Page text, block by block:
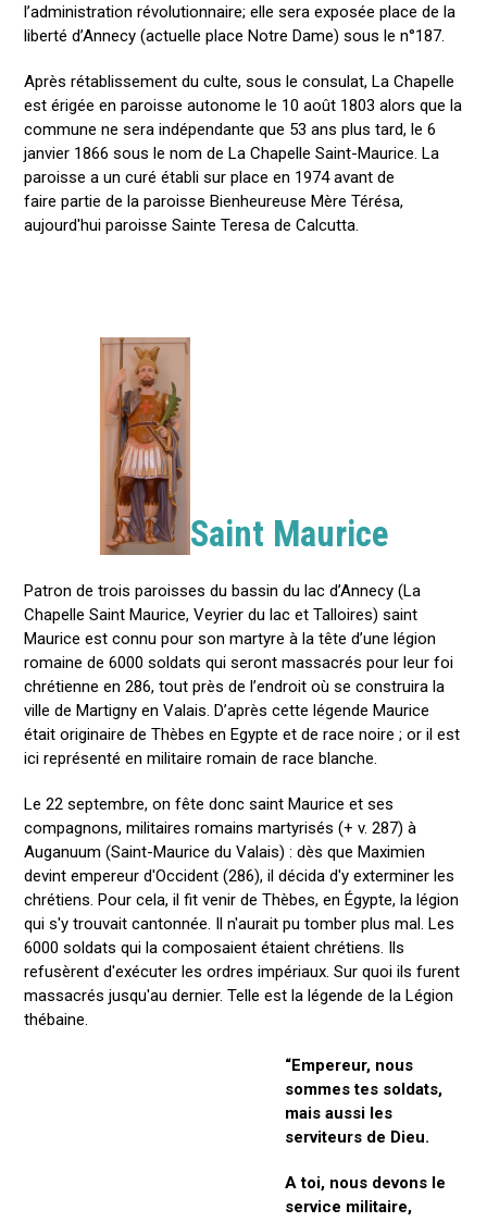
l’administration révolutionnaire; elle sera exposée place de la
liberté d’Annecy (actuelle place Notre Dame) sous le n°187.
Après rétablissement du culte, sous le consulat, La Chapelle
est érigée en paroisse autonome le 10 août 1803 alors que la
commune ne sera indépendante que 53 ans plus tard, le 6
janvier 1866 sous le nom de La Chapelle Saint-Maurice. La
paroisse a un curé établi sur place en 1974 avant de
faire partie de la paroisse Bienheureuse Mère Térésa,
aujourd'hui paroisse Sainte Teresa de Calcutta.
Saint Maurice
Patron de trois paroisses du bassin du lac d’Annecy (La
Chapelle Saint Maurice, Veyrier du lac et Talloires) saint
Maurice est connu pour son martyre à la tête d’une légion
romaine de 6000 soldats qui seront massacrés pour leur foi
chrétienne en 286, tout près de l’endroit où se construira la
ville de Martigny en Valais. D’après cette légende Maurice
était originaire de Thèbes en Egypte et de race noire ; or il est
ici représenté en militaire romain de race blanche.
Le 22 septembre, on fête donc saint Maurice et ses
compagnons, militaires romains martyrisés (+ v. 287) à
Auganuum (Saint-Maurice du Valais) : dès que Maximien
devint empereur d'Occident (286), il décida d'y exterminer les
chrétiens. Pour cela, il fit venir de Thèbes, en Égypte, la légion
qui s'y trouvait cantonnée. Il n'aurait pu tomber plus mal. Les
6000 soldats qui la composaient étaient chrétiens. Ils
refusèrent d'exécuter les ordres impériaux. Sur quoi ils furent
massacrés jusqu'au dernier. Telle est la légende de la Légion
thébaine.
“Empereur, nous
sommes tes soldats,
mais aussi les
serviteurs de Dieu.
A toi, nous devons le
service militaire,